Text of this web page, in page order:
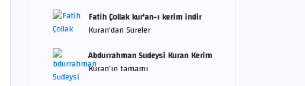
Fatih Çollak kur'an-ı kerim indir
Kuran'dan Sureler
Abdurrahman Sudeysi Kuran Kerim
Kuran'ın tamamı